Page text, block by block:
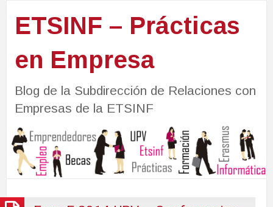
ETSINF – Prácticas
en Empresa
Blog de la Subdirección de Relaciones con
Empresas de la ETSINF